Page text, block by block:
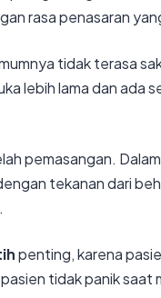
rasa penasaran
tidak terasa
lebih lama dan
pemasangan.
tekanan dari
penting, karena
tidak panik saat